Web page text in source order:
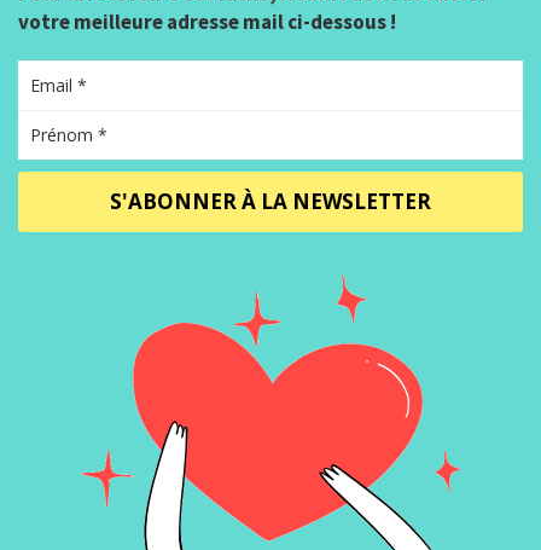
votre meilleure adresse mail ci-dessous !
S'ABONNER À LA NEWSLETTER